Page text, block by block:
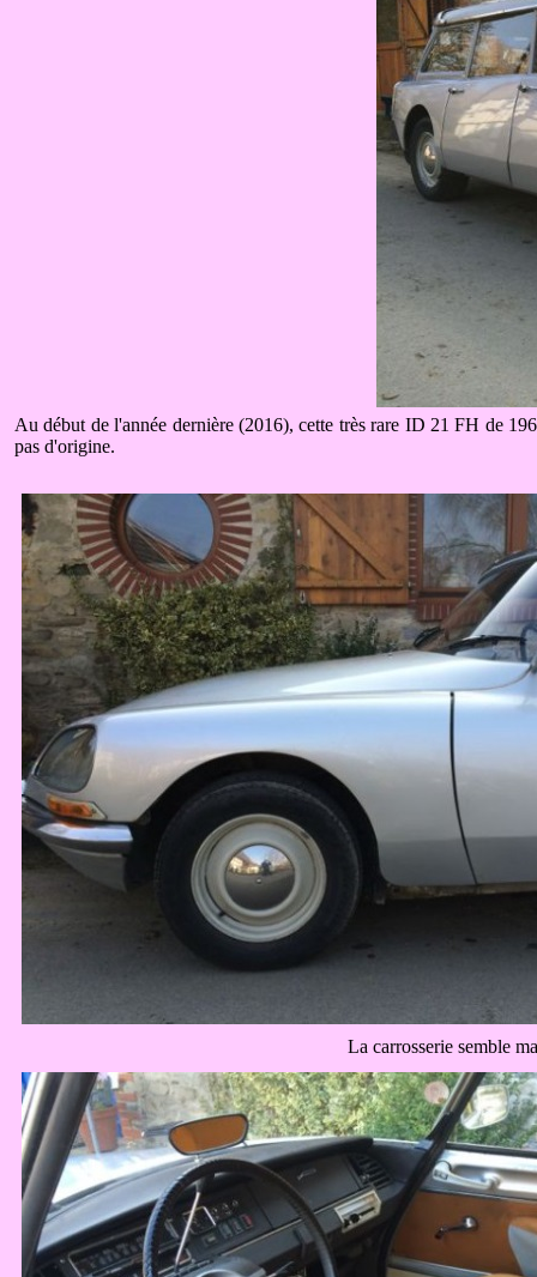
Au début de l'année dernière (2016), cette très rare ID 21 FH de
pas d'origine.
La carrosserie semble